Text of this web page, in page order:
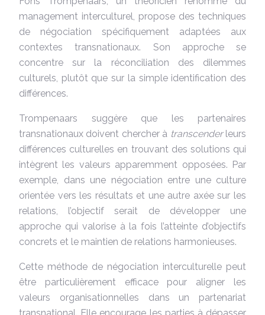
management interculturel, propose des techniques
de négociation spécifiquement adaptées aux
contextes transnationaux. Son approche se
concentre sur la réconciliation des dilemmes
culturels, plutôt que sur la simple identification des
différences.
Trompenaars suggère que les partenaires
transnationaux doivent chercher à transcender leurs
différences culturelles en trouvant des solutions qui
intègrent les valeurs apparemment opposées. Par
exemple, dans une négociation entre une culture
orientée vers les résultats et une autre axée sur les
relations, l’objectif serait de développer une
approche qui valorise à la fois l’atteinte d’objectifs
concrets et le maintien de relations harmonieuses.
Cette méthode de négociation interculturelle peut
être particulièrement efficace pour aligner les
valeurs organisationnelles dans un partenariat